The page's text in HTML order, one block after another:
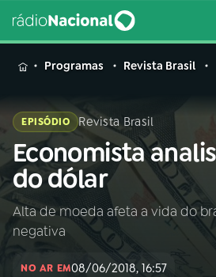
MENU
Buscar
na
Rádio
Nacional
Buscar
Programas Revista Brasil
EPISÓDIO Revista Brasil
Economista
do dólar
Alta de moeda afeta a vida do
negativa
NO AR EM08/06/2018, 16:57